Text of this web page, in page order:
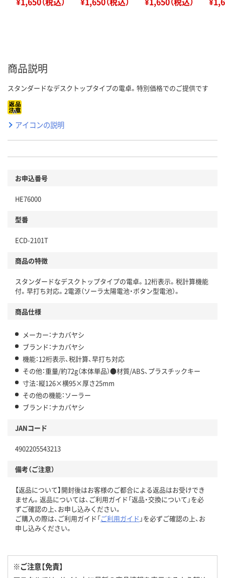
商品説明
スタンダードなデスクトップタイプの電卓。特別価格でのご提供です
アイコンの説明
お申込番号
HE76000
型番
ECD-2101T
商品の特徴
スタンダードなデスクトップタイプの電卓。12桁表示。税計算機能
付。早打ち対応。2電源（ソーラ太陽電池・ボタン型電池）。
商品仕様
メーカー：ナカバヤシ
ブランド：ナカバヤシ
機能：12桁表示、税計算、早打ち対応
その他：重量/約72g（本体単品）●材質/ABS、プラスチックキー
寸法：縦126×横95×厚さ25mm
その他の機能：ソーラー
ブランド：ナカバヤシ
JANコード
4902205543213
備考（ご注意）
【返品について】開封後はお客様のご都合による返品はお受けでき
ません。返品については、ご利用ガイド「返品・交換について」を必
ずご確認の上、お申し込みください。
ご購入の際は、ご利用ガイド「ご利用ガイド 」を必ずご確認の上、お
申し込みください。
※ご注意【免責】